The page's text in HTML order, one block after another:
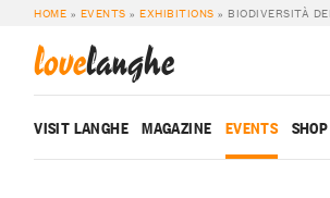
HOME » EVENTS »EXHIBITIONS » BIODIVERSITÀ DEL PIEMONTE E
lovelanghe
VISIT LANGHE MAGAZINE EVENTS SHOP